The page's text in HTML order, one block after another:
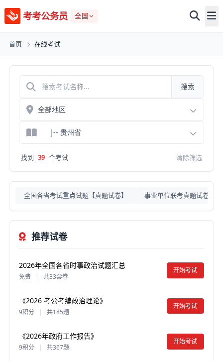
考考公务员 全国
首页 在线考试
搜索
找到 39 个考试 清除筛选
全国各省考试重点试题【真题试卷】 事业单位联考真题试卷
推荐试卷
2026年全国各省时事政治试题汇总
免费 | 共33套卷
开始考试
《2026 考公考编政治理论》
9积分 | 共185题
开始考试
《2026年政府工作报告》
9积分 共367题
开始考试